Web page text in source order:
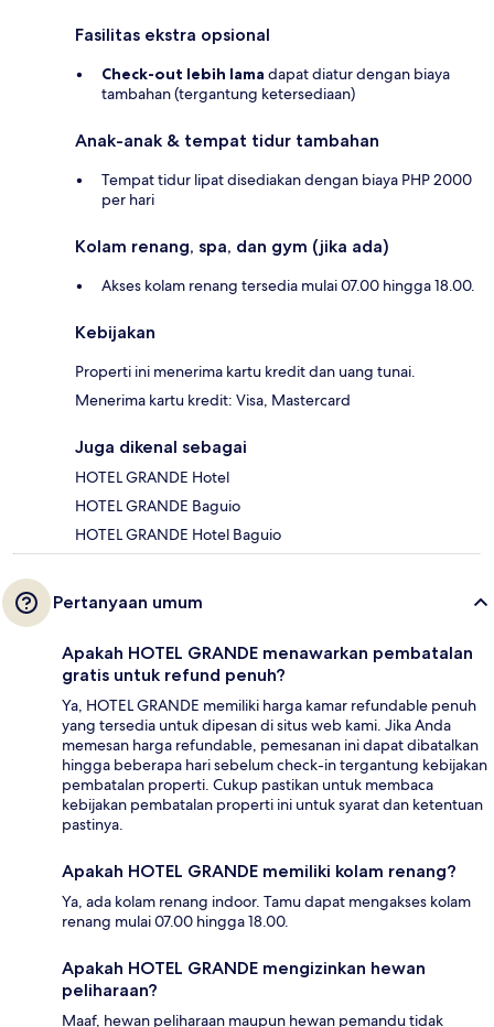
Fasilitas ekstra opsional
Check-out lebih lama dapat diatur dengan biaya
tambahan (tergantung ketersediaan)
Anak-anak & tempat tidur tambahan
Tempat tidur lipat disediakan dengan biaya PHP 2000
per hari
Kolam renang, spa, dan gym (jika ada)
Akses kolam renang tersedia mulai 07.00 hingga 18.00.
Kebijakan
Properti ini menerima kartu kredit dan uang tunai.
Menerima kartu kredit: Visa, Mastercard
Juga dikenal sebagai
HOTEL GRANDE Hotel
HOTEL GRANDE Baguio
HOTEL GRANDE Hotel Baguio
Pertanyaan umum
Apakah HOTEL GRANDE menawarkan pembatalan
gratis untuk refund penuh?
Ya, HOTEL GRANDE memiliki harga kamar refundable penuh
yang tersedia untuk dipesan di situs web kami. Jika Anda
memesan harga refundable, pemesanan ini dapat dibatalkan
hingga beberapa hari sebelum check-in tergantung kebijakan
pembatalan properti. Cukup pastikan untuk membaca
kebijakan pembatalan properti ini untuk syarat dan ketentuan
pastinya.
Apakah HOTEL GRANDE memiliki kolam renang?
Ya, ada kolam renang indoor. Tamu dapat mengakses kolam
renang mulai 07.00 hingga 18.00.
Apakah HOTEL GRANDE mengizinkan hewan
peliharaan?
Maaf, hewan peliharaan maupun hewan pemandu tidak